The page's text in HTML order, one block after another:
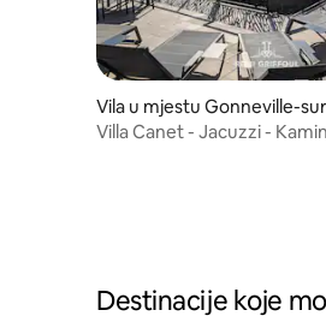
Vila u mjestu Gonneville-
Honfleur
Villa Canet - Jacuzzi - Kamin
Destinacije koje